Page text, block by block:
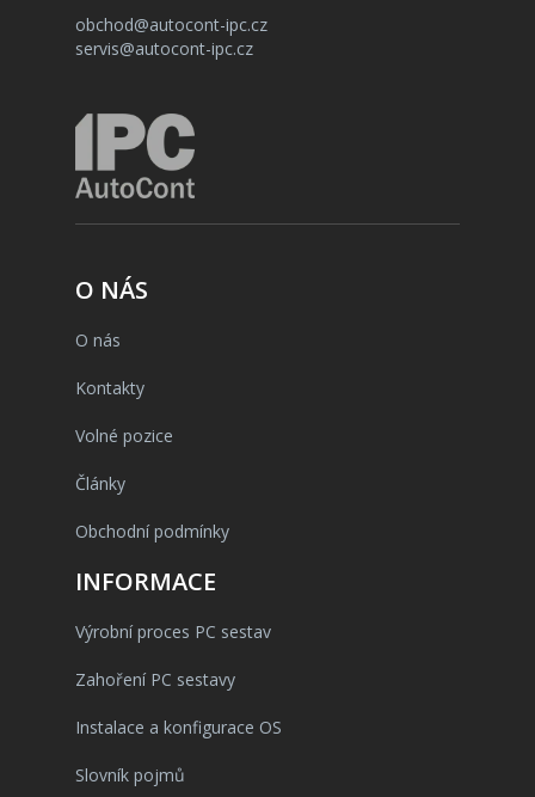
obchod@autocont-ipc.cz
servis@autocont-ipc.cz
O NÁS
O nás
Kontakty
Volné pozice
Články
Obchodní podmínky
INFORMACE
Výrobní proces PC sestav
Zahoření PC sestavy
Instalace a konfigurace OS
Slovník pojmů